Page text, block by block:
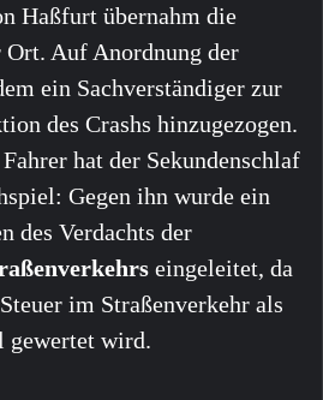
Haßfurt übernahm die
Auf Anordnung der
ein Sachverständiger zur
des Crashs hinzugezogen.
hat der Sekundenschlaf
Gegen ihn wurde ein
des Verdachts der
eingeleitet, da
im Straßenverkehr als
gewertet wird.